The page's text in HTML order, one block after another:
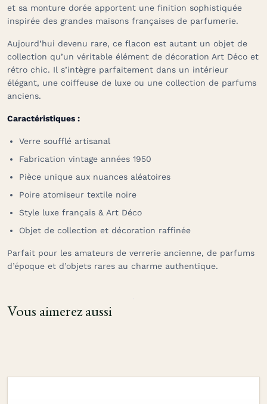
et sa monture dorée apportent une finition sophistiquée
inspirée des grandes maisons françaises de parfumerie.
Aujourd’hui devenu rare, ce flacon est autant un objet de
collection qu’un véritable élément de décoration Art Déco et
rétro chic. Il s’intègre parfaitement dans un intérieur
élégant, une coiffeuse de luxe ou une collection de parfums
anciens.
Caractéristiques :
Verre soufflé artisanal
Fabrication vintage années 1950
Pièce unique aux nuances aléatoires
Poire atomiseur textile noire
Style luxe français & Art Déco
Objet de collection et décoration raffinée
Parfait pour les amateurs de verrerie ancienne, de parfums
d’époque et d’objets rares au charme authentique.
Vous aimerez aussi